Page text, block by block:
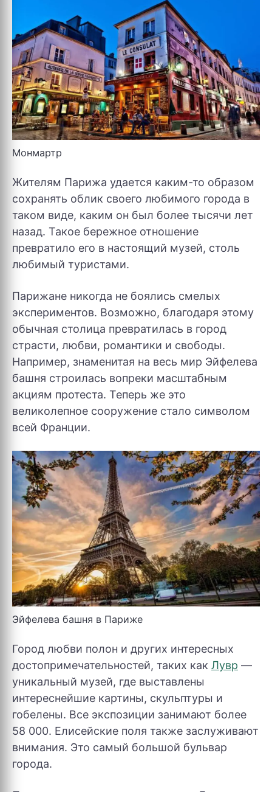
Монмартр
Жителям Парижа удается каким-то образом
сохранять облик своего любимого города в
таком виде, каким он был более тысячи лет
назад. Такое бережное отношение
превратило его в настоящий музей, столь
любимый туристами.
Парижане никогда не боялись смелых
экспериментов. Возможно, благодаря этому
обычная столица превратилась в город
страсти, любви, романтики и свободы.
Например, знаменитая на весь мир Эйфелева
башня строилась вопреки масштабным
акциям протеста. Теперь же это
великолепное сооружение стало символом
всей Франции.
Эйфелева башня в Париже
Город любви полон и других интересных
достопримечательностей, таких как Лувр —
уникальный музей, где выставлены
интереснейшие картины, скульптуры и
гобелены. Все экспозиции занимают более
58 000. Елисейские поля также заслуживают
внимания. Это самый большой бульвар
города.